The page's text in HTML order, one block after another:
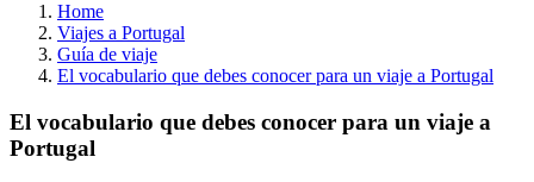
Home
Viajes a Portugal
Guía de viaje
El vocabulario que debes conocer para un viaje a Portugal
El vocabulario que debes conocer para un viaje a
Portugal